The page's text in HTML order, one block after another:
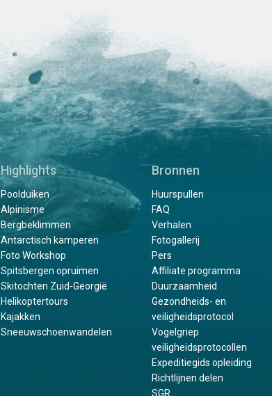
Highlights
Poolduiken
Alpinisme
Bergbeklimmen
Antarctisch kamperen
Foto Workshop
Spitsbergen opruimen
Skitochten Zuid-Georgië
Helikoptertours
Kajakken
Sneeuwschoenwandelen
Bronnen
Huurspullen
FAQ
Verhalen
Fotogallerij
Pers
Affiliate programma
Duurzaamheid
Gezondheids- en
veiligheidsprotocol
Vogelgriep
veiligheidsprotocollen
Expeditiegids opleiding
Richtlijnen delen
SGR